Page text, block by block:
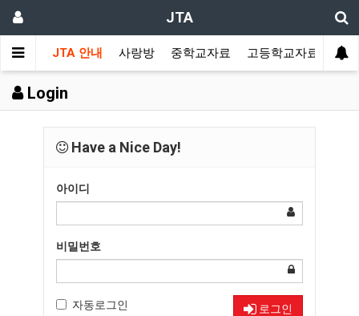
JTA
JTA 안내 사랑방 중학교자료 고등학교자료 멀
Login
Have a Nice Day!
아이디
비밀번호
자동로그인 로그인